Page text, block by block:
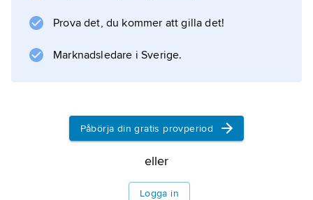
Information om artikeln
Prova det, du kommer att gilla det!
Marknadsledare i Sverige.
Påbörja din gratis provperiod
eller
Logga in